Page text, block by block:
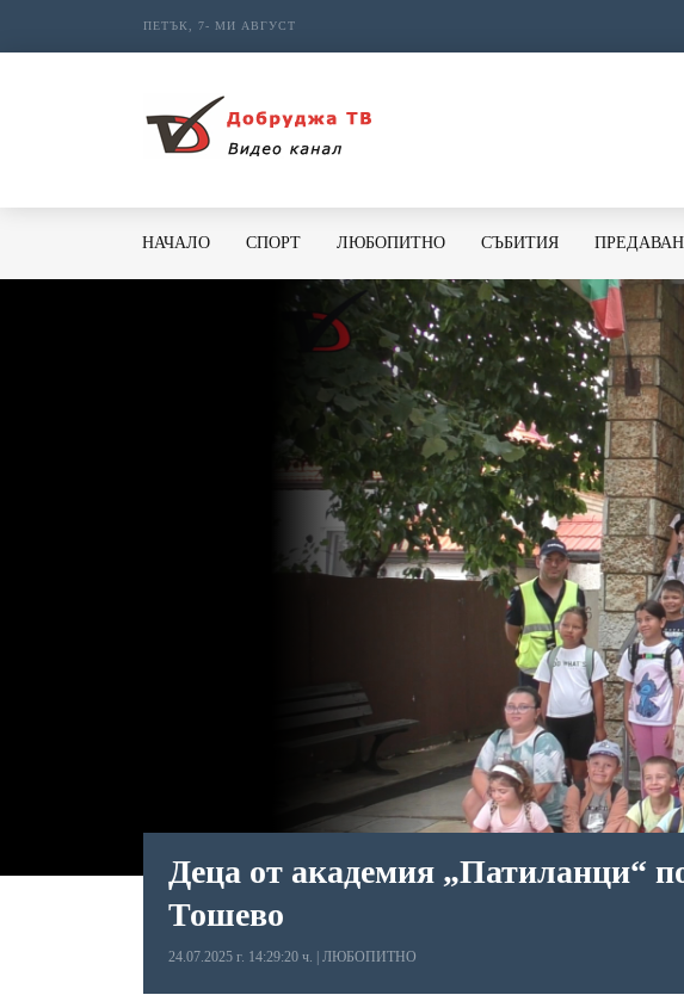
ПЕТЪК, 7- МИ АВГУСТ
НАЧАЛО СПОРТ ЛЮБОПИТНО СЪБИТИЯ
Деца от академия „Патиланци“
Тошево
24.07.2025 г. 14:29:20 ч. ЛЮБОПИТНО